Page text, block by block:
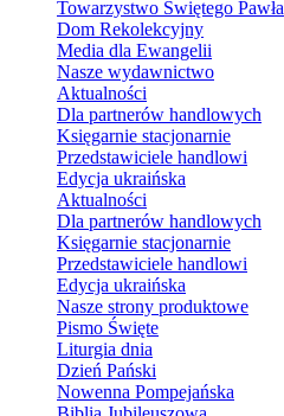
Towarzystwo Świętego Pawła
Dom Rekolekcyjny
Media dla Ewangelii
Nasze wydawnictwo
Aktualności
Dla partnerów handlowych
Księgarnie stacjonarnie
Przedstawiciele handlowi
Edycja ukraińska
Aktualności
Dla partnerów handlowych
Księgarnie stacjonarnie
Przedstawiciele handlowi
Edycja ukraińska
Nasze strony produktowe
Pismo Święte
Liturgia dnia
Dzień Pański
Nowenna Pompejańska